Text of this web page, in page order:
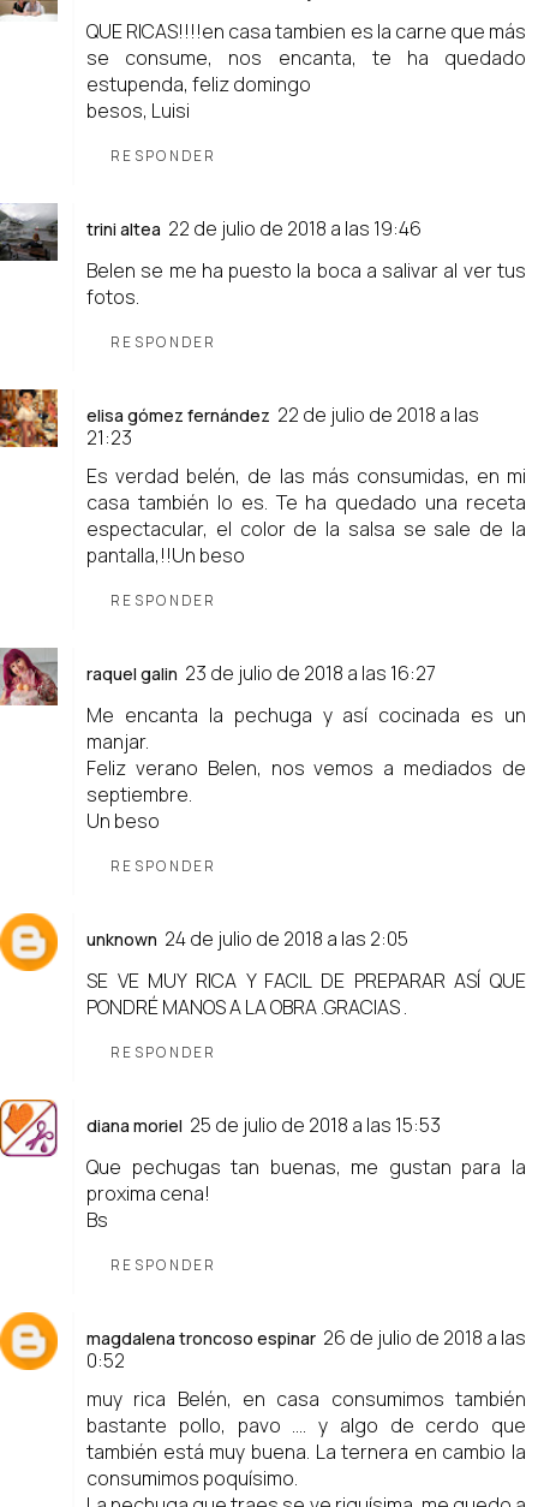
QUE RICAS!!!!en casa tambien es la carne que más
se consume, nos encanta, te ha quedado
estupenda, feliz domingo
besos, Luisi
RESPONDER
trini altea 22 de julio de 2018 a las 19:46
Belen se me ha puesto la boca a salivar al ver tus
fotos.
RESPONDER
elisa gómez fernández 22 de julio de 2018 a las
21:23
Es verdad belén, de las más consumidas, en mi
casa también lo es. Te ha quedado una receta
espectacular, el color de la salsa se sale de la
pantalla,!!Un beso
RESPONDER
raquel galin 23 de julio de 2018 a las 16:27
Me encanta la pechuga y así cocinada es un
manjar.
Feliz verano Belen, nos vemos a mediados de
septiembre.
Un beso
RESPONDER
unknown 24 de julio de 2018 a las 2:05
SE VE MUY RICA Y FACIL DE PREPARAR ASÍ QUE
PONDRÉ MANOS A LA OBRA .GRACIAS .
RESPONDER
diana moriel 25 de julio de 2018 a las 15:53
Que pechugas tan buenas, me gustan para la
proxima cena!
Bs
RESPONDER
magdalena troncoso espinar 26 de julio de 2018 a las
0:52
muy rica Belén, en casa consumimos también
bastante pollo, pavo .... y algo de cerdo que
también está muy buena. La ternera en cambio la
consumimos poquísimo.